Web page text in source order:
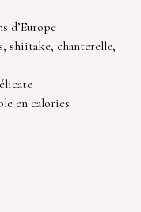
d’Europe
shiitake, chanterelle,
en calories